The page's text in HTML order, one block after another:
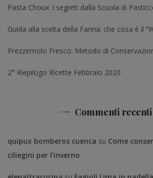
Pasta Choux: i segreti dalla Scuola di
Guida alla scelta della Farina: che cosa è il
Prezzemolo Fresco: Metodo di
2° Riepilogo Ricette Febbraio 2020
Commenti recenti
quipux bomberos cuenca su Come
ciliegini per l’inverno